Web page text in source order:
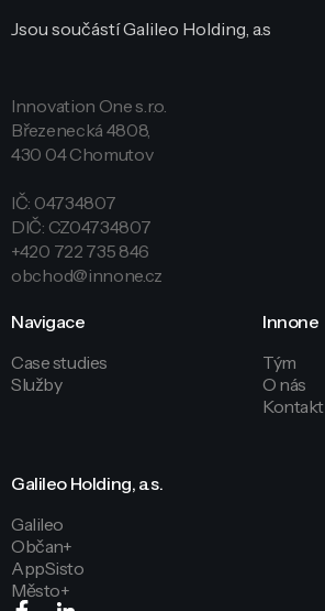
Jsou součástí Galileo Holding, a.s
Innovation One s.r.o.
Březenecká 4808,
430 04 Chomutov
IČ: 04734807
DIČ: CZ04734807
+420 722 735 846
obchod@innone.cz
Navigace
Case studies
Služby
Innone
Tým
O nás
Kontakt
Galileo Holding, a.s.
Galileo
Občan+
AppSisto
Město+